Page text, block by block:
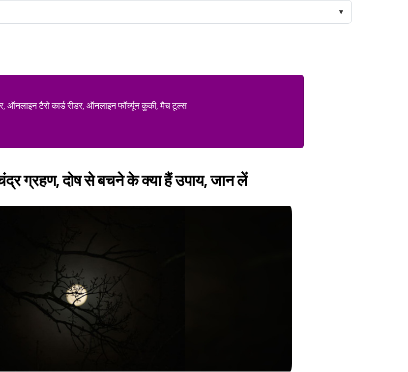
टैरो कार्ड रीडर, ऑनलाइन फॉर्च्यून कुकी, मैच टूल्स
चंद्र ग्रहण, दोष से बचने के क्या हैं उपाय, जान लें